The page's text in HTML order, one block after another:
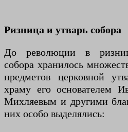
Ризница и утварь собора
До революции в
собора хранилось
предметов церковной
храму его основателем
Михляевым и другими
них особо выделялись: